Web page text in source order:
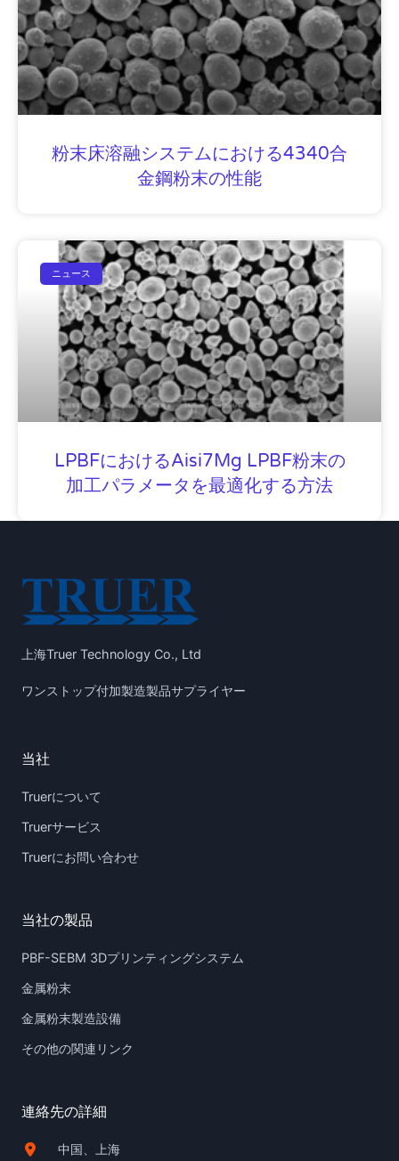
粉末床溶融システムにおける4340合
金鋼粉末の性能
ニュース
LPBFにおけるAisi7Mg LPBF粉末の
加工パラメータを最適化する方法
上海Truer Technology Co., Ltd
ワンストップ付加製造製品サプライヤー
当社
Truerについて
Truerサービス
Truerにお問い合わせ
当社の製品
PBF-SEBM 3Dプリンティングシステム
金属粉末
金属粉末製造設備
その他の関連リンク
連絡先の詳細
中国、上海